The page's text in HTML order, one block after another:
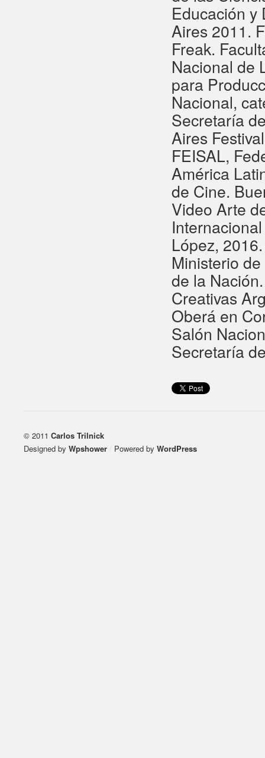
Educación y
Aires 2011.
Freak.
Nacional de
para
Nacional,
Secretaría
Aires
FEISAL,
América
de Cine.
Video Arte
López,
Ministerio
de la
Creativas
Oberá en
Salón
Secretaría
© 2011 Carlos Trilnick
Designed by Wpshower Powered by WordPress